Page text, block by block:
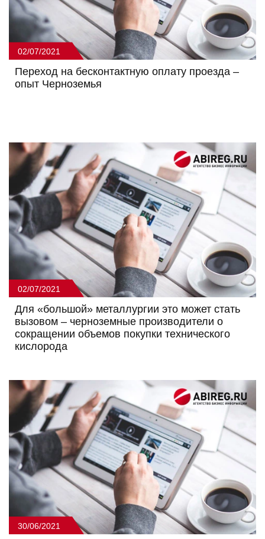
02/07/2021
Переход на бесконтактную оплату проезда –
опыт Черноземья
02/07/2021
Для «большой» металлургии это может стать
вызовом – черноземные производители о
сокращении объемов покупки технического
кислорода
30/06/2021